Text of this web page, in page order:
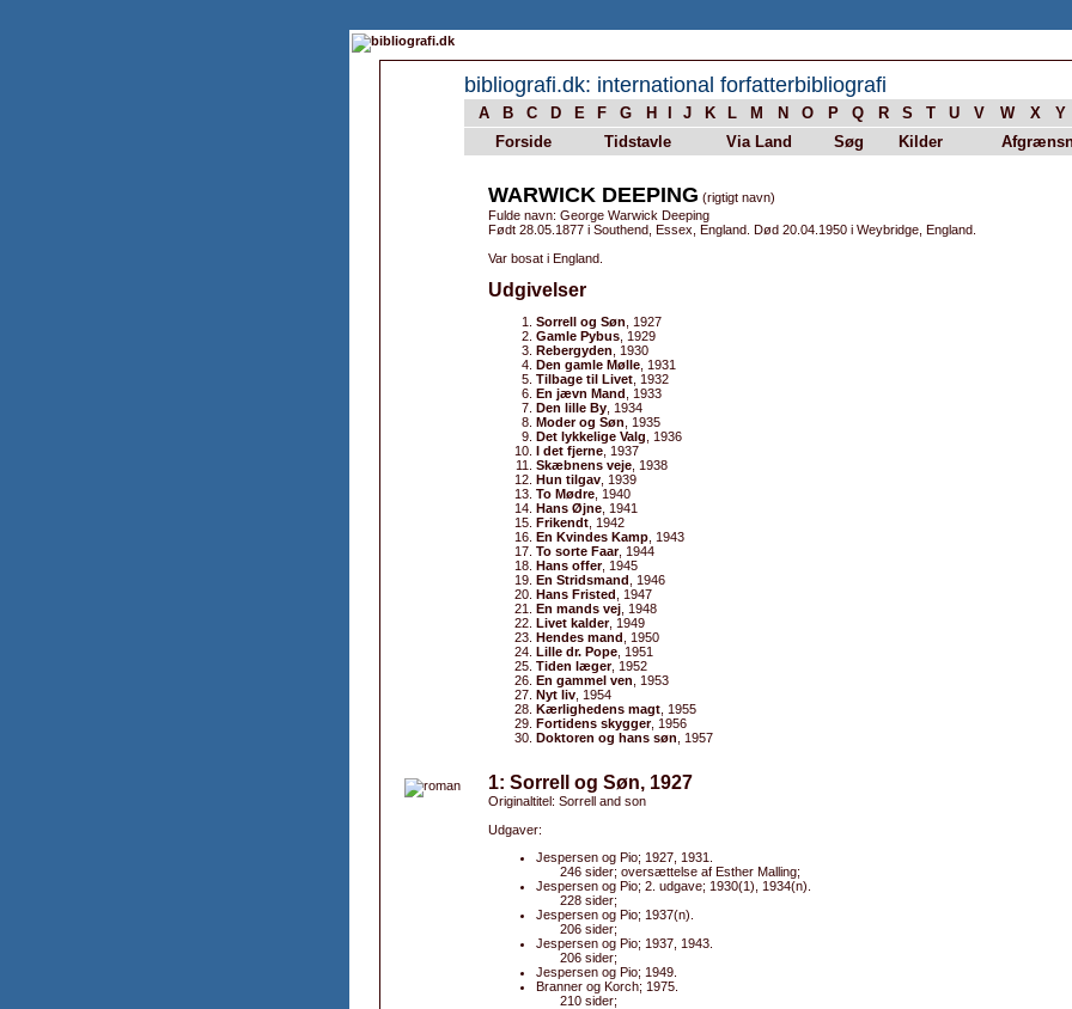
bibliografi.dk: international forfatterbibliografi
A B C D E F G H J K L M N O P Q R S T U V W X Y
Forside
Tidstavle Via Land Søg Kilder
WARWICK DEEPING (rigtigt navn)
Fulde navn: George Warwick Deeping
Født 28.05.1877 i Southend, Essex, England. Død 20.04.1950 i Weybridge, England.
Var bosat i England.
Udgivelser
Sorrell og Søn , 1927
Gamle Pybus , 1929
Rebergyden , 1930
Den gamle Mølle , 1931
Tilbage til Livet , 1932
En jævn Mand , 1933
Den lille By , 1934
Moder og Søn , 1935
Det lykkelige Valg , 1936
I det fjerne , 1937
Skæbnens veje , 1938
Hun tilgav , 1939
To Mødre , 1940
Hans Øjne , 1941
Frikendt , 1942
En Kvindes Kamp , 1943
To sorte Faar, 1944
Hans offer, 1945
En Stridsmand , 1946
Hans Fristed , 1947
En mands vej , 1948
Livet kalder, 1949
Hendes mand , 1950
Lille dr. Pope , 1951
Tiden læger, 1952
En gammel ven , 1953
Nyt liv , 1954
Kærlighedens magt , 1955
Fortidens skygger, 1956
Doktoren og hans søn , 1957
1: Sorrell og Søn, 1927
Originaltitel: Sorrell and son
Udgaver:
Jespersen og Pio; 1927, 1931.
246 sider; oversættelse af Esther Malling;
Jespersen og Pio; 2. udgave; 1930(1), 1934(n).
228 sider;
Jespersen og Pio; 1937(n).
206 sider;
Jespersen og Pio; 1937, 1943.
206 sider;
Jespersen og Pio; 1949.
Branner og Korch; 1975.
210 sider;